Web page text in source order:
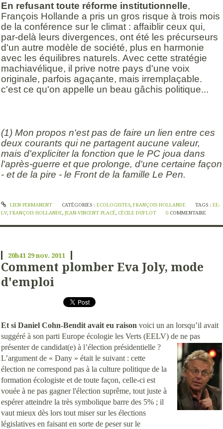
En refusant toute réforme institutionnelle,
François Hollande a pris un gros risque à trois mois
de la conférence sur le climat : affaiblir ceux qui,
par-delà leurs divergences, ont été les précurseurs
d'un autre modèle de société, plus en harmonie
avec les équilibres naturels. Avec cette stratégie
machiavélique, il prive notre pays d'une voix
originale, parfois agaçante, mais irremplaçable.
c'est ce qu'on appelle un beau gâchis politique...
(1) Mon propos n'est pas de faire un lien entre ces
deux courants qui ne partagent aucune valeur,
mais d'expliciter la fonction que le PC joua dans
l'après-guerre et que prolonge, d'une certaine façon
- et de la pire - le Front de la famille Le Pen.
LIEN PERMANENT CATÉGORIES : ECOLOGISTES, FRANÇOIS HOLLANDE TAGS :EE-
LV, FRANÇOIS HOLLANDE, JEAN-VINCENT PLACÉ, CÉCILE DUFLOT 0 COMMENTAIRE
20h41 29nov. 2011
Comment plomber Eva Joly, mode
d'emploi
Et si Daniel Cohn-Bendit avait eu raison voici un an lorsqu’il avait
suggéré à son parti Europe écologie les Verts (EELV) de ne pas
présenter de candidat(e) à l’élection présidentielle ?
L’argument de « Dany » était le suivant : cette
élection ne correspond pas à la culture politique de la
formation écologiste et de toute façon, celle-ci est
vouée à ne pas gagner l'élection suprême, tout juste à
espérer atteindre la très symbolique barre des 5% ; il
vaut mieux dès lors tout miser sur les élections
législatives en faisant en sorte de peser sur le